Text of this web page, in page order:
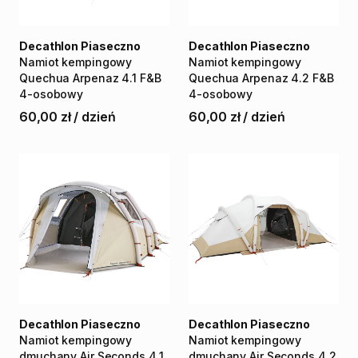
Namiot kempingowy
Quechua Arpenaz 4.1 F&B
4-osobowy
Decathlon Piaseczno
60,00 zł / dzień
Namiot kempingowy
Quechua Arpenaz 4.2 F&B
4-osobowy
Decathlon Piaseczno
60,00 zł / dzień
Namiot kempingowy
Decathlon Piaseczno
Namiot kempingowy
Decathlon Piaseczno